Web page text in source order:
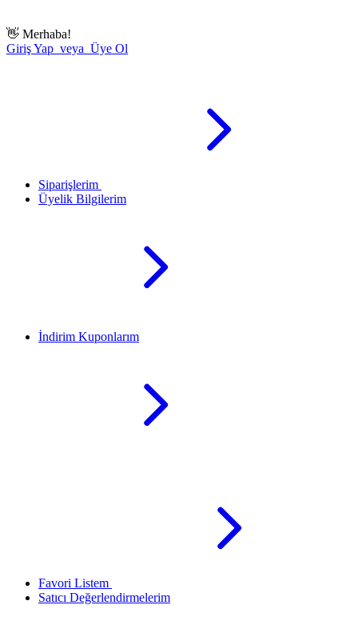
👋 Merhaba!
Giriş Yap veya Üye Ol
Siparişlerim
Üyelik Bilgilerim
İndirim Kuponlarım
Favori Listem
Satıcı Değerlendirmelerim